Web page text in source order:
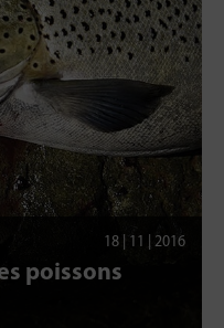
18 | 11 | 2016
poissons